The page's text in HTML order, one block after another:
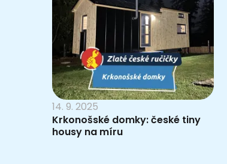
14. 9. 2025
Krkonošské domky: české tiny
housy na míru